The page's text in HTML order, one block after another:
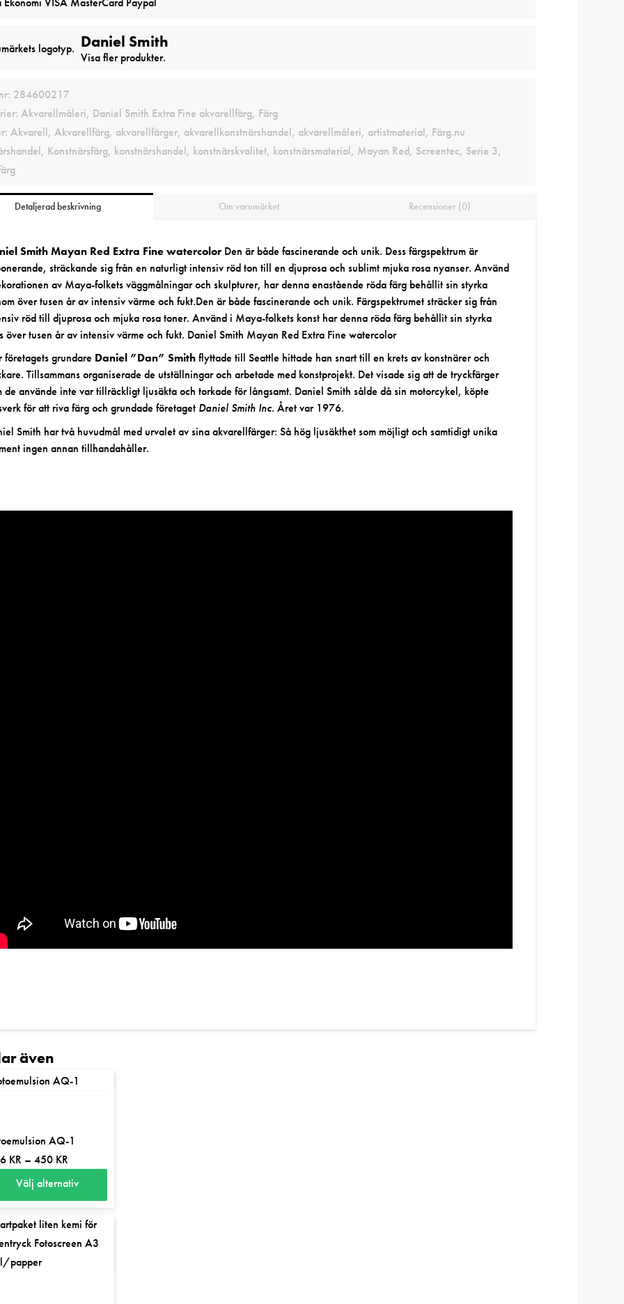
Daniel Smith
Visa fler produkter.
284600217
Akvarellmåleri, Daniel Smith Extra Fine akvarellfärg, Färg
Akvarell,Akvarellfärg, akvarellfärger, akvarellkonstnärshandel, akvarellmåleri, artistmaterial, Färg.nu
, Konstnärsfärg, konstnärshandel, konstnärskvalitet, konstnärsmaterial, Mayan Red, Screentec, Serie 3,
Detaljerad beskrivning Om varumärket Recensioner (0)
Smith Mayan Red Extra Fine watercolor Den är både fascinerande och unik. Dess färgspektrum är
sträckande sig från en naturligt intensiv röd ton till en djuprosa och sublimt mjuka rosa nyanser. Använd
av Maya-folkets väggmålningar och skulpturer, har denna enastående röda färg behållit sin styrka
över tusen år av intensiv värme och fukt.Den är både fascinerande och unik. Färgspektrumet sträcker sig från
röd till djuprosa och mjuka rosa toner. Använd i Maya-folkets konst har denna röda färg behållit sin styrka
över tusen år av intensiv värme och fukt. Daniel Smith Mayan Red Extra Fine watercolor
företagets grundare Daniel ”Dan” Smithflyttade till Seattle hittade han snart till en krets av konstnärer och
Tillsammans organiserade de utställningar och arbetade med konstprojekt. Det visade sig att de tryckfärger
de använde inte var tillräckligt ljusäkta och torkade för långsamt. Daniel Smith sålde då sin motorcykel, köpte
för att riva färg och grundade företaget Daniel Smith Inc. Året var 1976.
Smith har två huvudmål med urvalet av sinaakvarellfärger: Så hög ljusäkthet som möjligt och samtidigt unika
ingen annan tillhandahåller.
även
AQ-1
KR – 450 KRPrisintervall:
206 kr
Välj alternativ